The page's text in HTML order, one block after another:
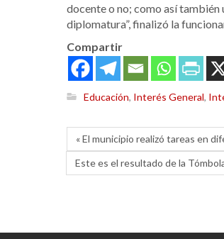
docente o no; como así
diplomatura”, finalizó la
Compartir
Educación, Interés General,
« El municipio realizó tareas en
Este es el resultado de la